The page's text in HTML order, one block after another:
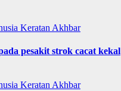
Keratan Akhbar
pesakit strok cacat kekal
Keratan Akhbar